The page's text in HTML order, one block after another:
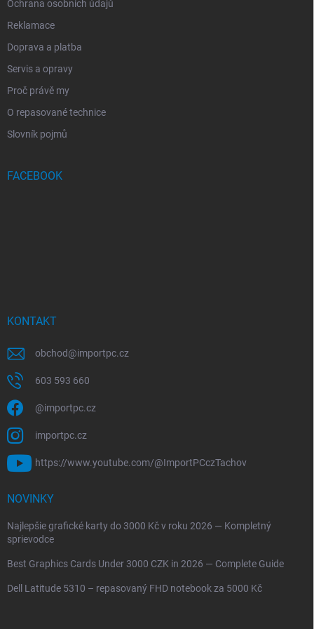
Ochrana osobních údajů
Reklamace
Doprava a platba
Servis a opravy
Proč právě my
O repasované technice
Slovník pojmů
FACEBOOK
KONTAKT
obchod@importpc.cz
603 593 660
@importpc.cz
importpc.cz
https://www.youtube.com/@ImportPCczTachov
NOVINKY
Najlepšie grafické karty do 3000 Kč v roku 2026 — Kompletný
sprievodce
Best Graphics Cards Under 3000 CZK in 2026 — Complete Guide
Dell Latitude 5310 – repasovaný FHD notebook za 5000 Kč